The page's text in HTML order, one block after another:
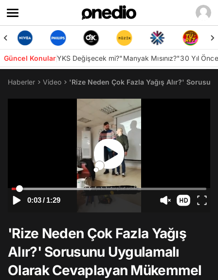
Güncel KonularYKS Değişecek mi?"Manyak Mısınız?"30 Yıl
Haberler Video 'Rize Neden Çok Fazla Yağış Alır?'
0:03/ 1:29
'Rize Neden Çok Fazla Yağış
Alır?' Sorusunu Uygulamalı
Olarak Cevaplayan Mükemmel